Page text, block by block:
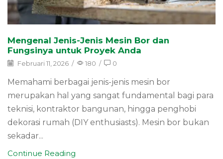
Mengenal Jenis-Jenis Mesin Bor dan
Fungsinya untuk Proyek Anda
Februari 11, 2026 / 180 / 0
Memahami berbagai jenis-jenis mesin bor
merupakan hal yang sangat fundamental bagi para
teknisi, kontraktor bangunan, hingga penghobi
dekorasi rumah (DIY enthusiasts). Mesin bor bukan
sekadar...
Continue Reading